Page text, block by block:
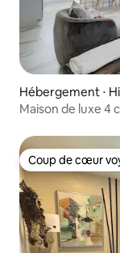
Hébergement ⋅
Maison de luxe 4
Coup de cœur
Coup de cœur